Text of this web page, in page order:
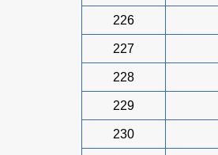
226
227
228
229
230